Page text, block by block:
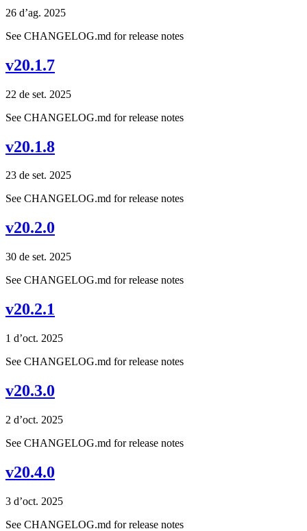
26 d’ag. 2025
See CHANGELOG.md for release notes
v20.1.7
22 de set. 2025
See CHANGELOG.md for release notes
v20.1.8
23 de set. 2025
See CHANGELOG.md for release notes
v20.2.0
30 de set. 2025
See CHANGELOG.md for release notes
v20.2.1
1 d’oct. 2025
See CHANGELOG.md for release notes
v20.3.0
2 d’oct. 2025
See CHANGELOG.md for release notes
v20.4.0
3 d’oct. 2025
See CHANGELOG.md for release notes